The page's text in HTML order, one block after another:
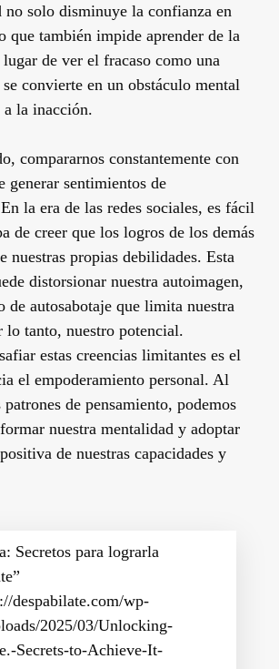
no solo disminuye la confianza en
que también impide aprender de la
de ver el fracaso como una
convierte en un obstáculo mental
a la inacción.
compararnos constantemente con
generar sentimientos de
la era de las redes sociales, es fácil
de creer que los logros de los demás
nuestras propias debilidades. Esta
distorsionar nuestra autoimagen,
de autosabotaje que limita nuestra
lo tanto, nuestro potencial.
estas creencias limitantes es el
el empoderamiento personal. Al
de pensamiento, podemos
nuestra mentalidad y adoptar
de nuestras capacidades y
Secretos para lograrla
despabilate.com/wp-
2025/03/Unlocking-
Secrets-to-Achieve-It-